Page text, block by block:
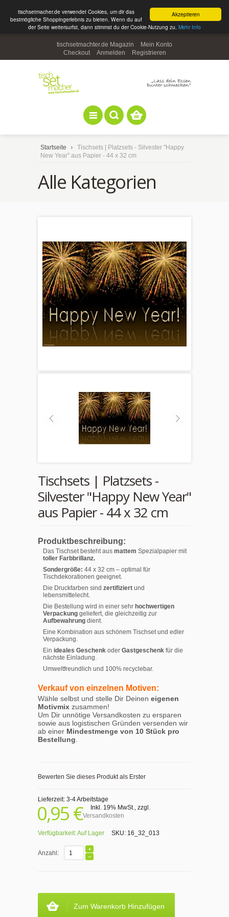
Akzeptieren
tischsetmacher.de verwendet Cookies, um dir das
bestmögliche Shoppingerlebnis zu bieten. Wenn du auf
der Seite weitersurfst, dann stimmst du der Cookie-Nutzung zu. Mehr Info
tischsetmachter.de Magazin
Mein Konto
Checkout
Anmelden Registrieren
Startseite
Tischsets | Platzsets - Silvester "Happy
New Year" aus Papier - 44 x 32 cm
Alle Kategorien
Tischsets | Platzsets -
Silvester "Happy New Year"
aus Papier - 44 x 32 cm
Produktbeschreibung:
Das Tischset besteht aus mattem Spezialpapier mit
toller Farbbrillanz.
Sondergröße: 44 x 32 cm – optimal für
Tischdekorationen geeignet.
Die Druckfarben sind zertifiziert und
lebensmittelecht.
Die Bestellung wird in einer sehr hochwertigen
Verpackung geliefert, die gleichzeitig zur
Aufbewahrung dient.
Eine Kombination aus schönem Tischset und edler
Verpackung.
Ein ideales Geschenk oder Gastgeschenk für die
nächste Einladung.
Umweltfreundlich und 100% recyclebar.
Verkauf von einzelnen Motiven:
Wähle selbst und stelle Dir Deinen eigenen
Motivmix zusammen!
Um Dir unnötige Versandkosten zu ersparen
sowie aus logistischen Gründen versenden wir
ab einer Mindestmenge von 10 Stück pro
Bestellung.
Bewerten Sie dieses Produkt als Erster
Lieferzeit: 3-4 Arbeitstage
0,95 € Inkl. 19% MwSt., zzgl.
Versandkosten
Verfügbarkeit:Auf Lager SKU: 16_32_013
Anzahl:
Zum Warenkorb Hinzufügen